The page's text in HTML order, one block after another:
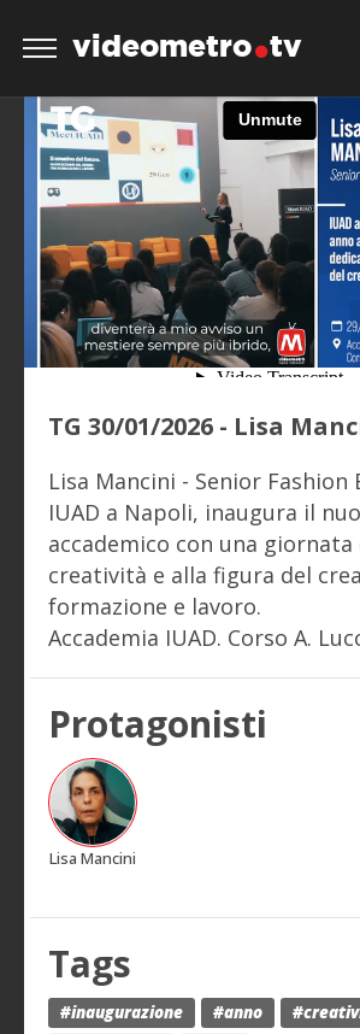
videometro tv
TG 30/01/2026 - Lisa
Lisa Mancini - Senior Fashion
IUAD a Napoli, inaugura il
accademico con una
creatività e alla figura del
formazione e lavoro.
Accademia IUAD. Corso A.
Protagonisti
Lisa Mancini
Tags
#inaugurazione #anno